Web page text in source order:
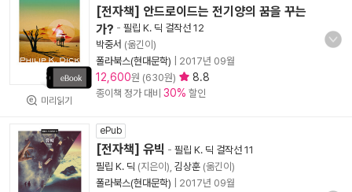
미리읽기
[전자책] 안드로이드는 전기양의 꿈을 꾸는
가? - 필립 K. 딕 걸작선 12
박중서 (옮긴이)
폴라북스(현대문학)
2017년 09월
12,600원 (630원) 8.8
종이책 정가 대비 30% 할인
ePub
[전자책] 유빅 - 필립 K. 딕 걸작선 11
필립 K. 딕 (지은이), 김상훈 (옮긴이)
폴라북스(현대문학)
2017년 09월